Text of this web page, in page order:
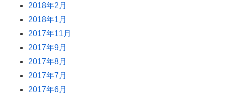
2018年2月
2018年1月
2017年11月
2017年9月
2017年8月
2017年7月
2017年6月